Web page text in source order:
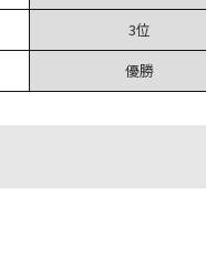
3位
優勝